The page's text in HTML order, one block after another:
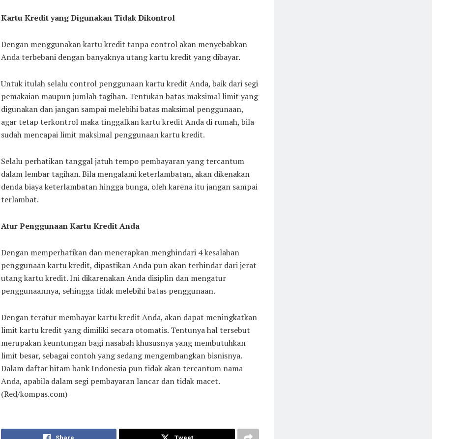
Kartu Kredit yang Digunakan Tidak Dikontrol
Dengan menggunakan kartu kredit tanpa control akan menyebabkan
Anda terbebani dengan banyaknya utang kartu kredit yang dibayar.
Untuk itulah selalu control penggunaan kartu kredit Anda, baik dari segi
pemakaian maupun jumlah tagihan. Tentukan batas maksimal limit yang
digunakan dan jangan sampai melebihi batas maksimal penggunaan,
agar tetap terkontrol maka tinggalkan kartu kredit Anda di rumah, bila
sudah mencapai limit maksimal penggunaan kartu kredit.
Selalu perhatikan tanggal jatuh tempo pembayaran yang tercantum
dalam lembar tagihan. Bila mengalami keterlambatan, akan dikenakan
denda biaya keterlambatan hingga bunga, oleh karena itu jangan sampai
terlambat.
Atur Penggunaan Kartu Kredit Anda
Dengan memperhatikan dan menerapkan menghindari 4 kesalahan
penggunaan kartu kredit, dipastikan Anda pun akan terhindar dari jerat
utang kartu kredit. Ini dikarenakan Anda disiplin dan mengatur
penggunaannya, sehingga tidak melebihi batas penggunaan.
Dengan teratur membayar kartu kredit Anda, akan dapat meningkatkan
limit kartu kredit yang dimiliki secara otomatis. Tentunya hal tersebut
merupakan keuntungan bagi nasabah khususnya yang membutuhkan
limit besar, sebagai contoh yang sedang mengembangkan bisnisnya.
Dalam daftar hitam bank Indonesia pun tidak akan tercantum nama
Anda, apabila dalam segi pembayaran lancar dan tidak macet.
(Red/kompas.com)